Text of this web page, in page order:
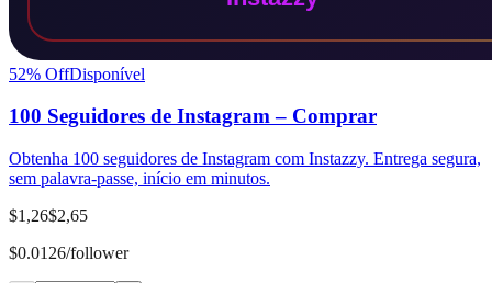
52% OffDisponível
100 Seguidores de Instagram – Comprar
Obtenha 100 seguidores de Instagram com Instazzy. Entrega segura,
sem palavra-passe, início em minutos.
$1,26$2,65
$0.0126/follower